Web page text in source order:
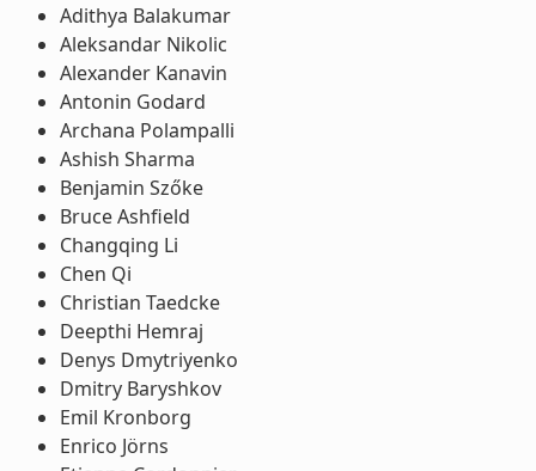
Adithya Balakumar
Aleksandar Nikolic
Alexander Kanavin
Antonin Godard
Archana Polampalli
Ashish Sharma
Benjamin Szőke
Bruce Ashfield
Changqing Li
Chen Qi
Christian Taedcke
Deepthi Hemraj
Denys Dmytriyenko
Dmitry Baryshkov
Emil Kronborg
Enrico Jörns